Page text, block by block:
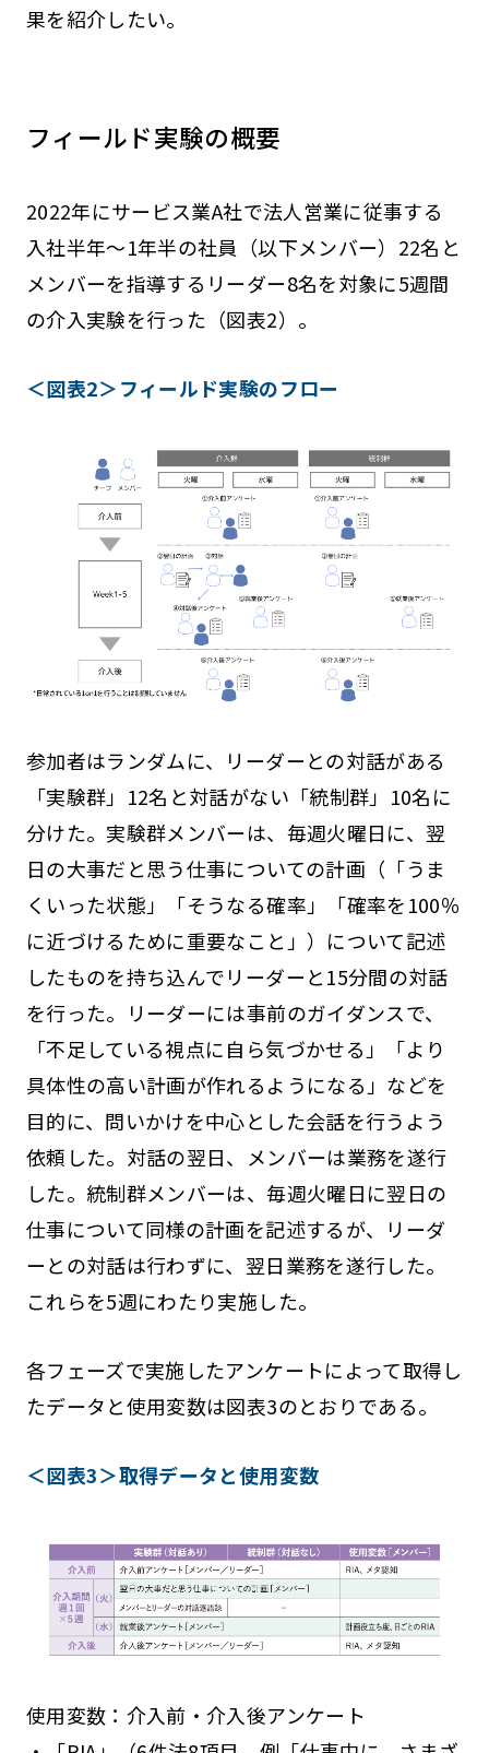
果を紹介したい。
フィールド実験の概要
2022年にサービス業A社で法人営業に従事する
入社半年～1年半の社員（以下メンバー）22名と
メンバーを指導するリーダー8名を対象に5週間
の介入実験を行った（図表2）。
＜図表2＞フィールド実験のフロー
参加者はランダムに、リーダーとの対話がある
「実験群」12名と対話がない「統制群」10名に
分けた。実験群メンバーは、毎週火曜日に、翌
日の大事だと思う仕事についての計画（「うま
くいった状態」「そうなる確率」「確率を100％
に近づけるために重要なこと」）について記述
したものを持ち込んでリーダーと15分間の対話
を行った。リーダーには事前のガイダンスで、
「不足している視点に自ら気づかせる」「より
具体性の高い計画が作れるようになる」などを
目的に、問いかけを中心とした会話を行うよう
依頼した。対話の翌日、メンバーは業務を遂行
した。統制群メンバーは、毎週火曜日に翌日の
仕事について同様の計画を記述するが、リーダ
ーとの対話は行わずに、翌日業務を遂行した。
これらを5週にわたり実施した。
各フェーズで実施したアンケートによって取得し
たデータと使用変数は図表3のとおりである。
＜図表3＞取得データと使用変数
使用変数：介入前・介入後アンケート